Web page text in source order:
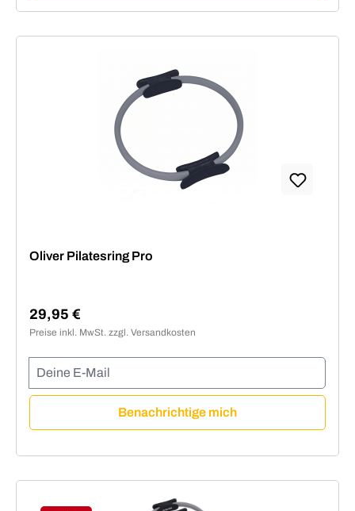
Oliver Pilatesring Pro
Regulärer Preis:
29,95 €
Preise inkl. MwSt. zzgl. Versandkosten
Deine E-Mail
Benachrichtige mich